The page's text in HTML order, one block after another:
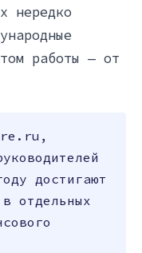
нередко
работы — от
достигают
отдельных